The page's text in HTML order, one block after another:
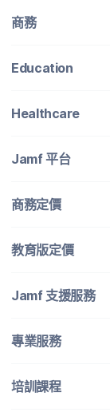
商務
Education
Healthcare
Jamf平​台
商務定​價
教育版定​價
Jamf 支援​服務
專業​服務
培訓​課程